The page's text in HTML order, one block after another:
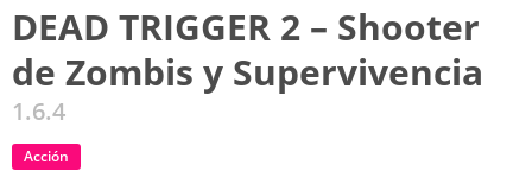
DEAD TRIGGER 2 – Shooter
de Zombis y Supervivencia
1.6.4
Acción